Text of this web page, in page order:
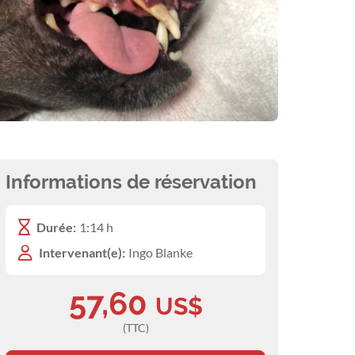
Informations de réservation
Durée: 1:14 h
Intervenant(e): Ingo Blanke
57,60 US$
(TTC)